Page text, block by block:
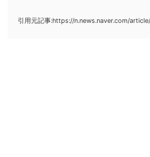
引用元記事:https://n.news.naver.com/